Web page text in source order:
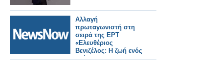
Αλλαγή
πρωταγωνιστή στη
σειρά της ΕΡΤ
«Ελευθέριος
Βενιζέλος: Η ζωή ενός
ηγέτη»